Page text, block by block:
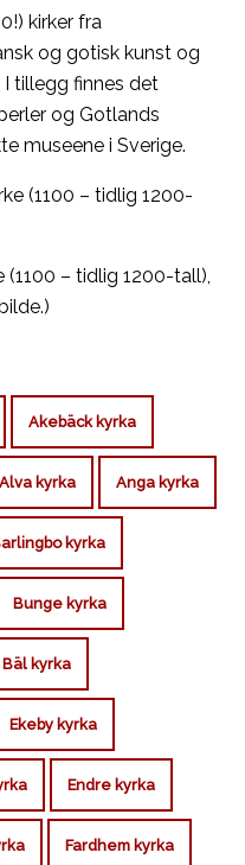
kirker fra
og gotisk kunst og
tillegg finnes det
og Gotlands
museene i Sverige.
(1100 – tidlig 1200-tall),
Akebäck kyrka
Alva kyrka Anga kyrka
kyrka
Bunge kyrka
Bäl kyrka
Ekeby kyrka
Endre kyrka
Fardhem kyrka